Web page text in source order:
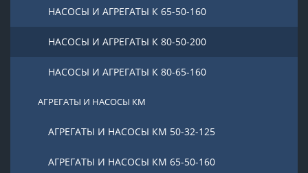
НАСОСЫ И АГРЕГАТЫ К 65-50-160
НАСОСЫ И АГРЕГАТЫ К 80-50-200
НАСОСЫ И АГРЕГАТЫ К 80-65-160
АГРЕГАТЫ И НАСОСЫ КМ
АГРЕГАТЫ И НАСОСЫ КМ 50-32-125
АГРЕГАТЫ И НАСОСЫ КМ 65-50-160